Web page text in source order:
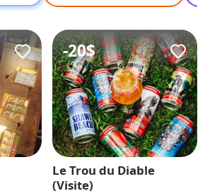
-20$
Le Trou du Diable
(Visite)